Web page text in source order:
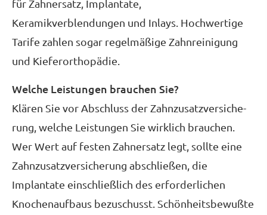
für Zahnersatz, Implantate,
Keramikverblendungen und Inlays. Hochwertige
Tarife zahlen sogar regelmäßige Zahnreinigung
und Kieferorthopädie.
Welche Leistungen brauchen Sie?
Klären Sie vor Abschluss der Zahn­zu­satz­ver­si­che­
rung, welche Leistungen Sie wirklich brauchen.
Wer Wert auf festen Zahnersatz legt, sollte eine
Zahn­zu­satz­ver­si­che­rung abschließen, die
Implantate einschließlich des erforderlichen
Knochenaufbaus bezuschusst. Schönheitsbewußte